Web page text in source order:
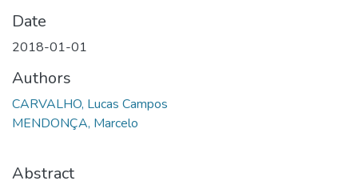
Date
2018-01-01
Authors
CARVALHO, Lucas Campos
MENDONÇA, Marcelo
Abstract